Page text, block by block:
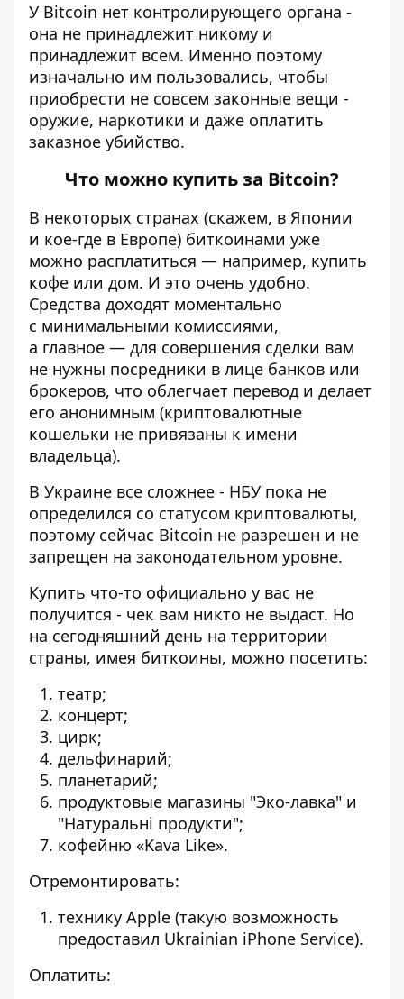
У Bitcoin нет контролирующего органа -
она не принадлежит никому и
принадлежит всем. Именно поэтому
изначально им пользовались, чтобы
приобрести не совсем законные вещи -
оружие, наркотики и даже оплатить
заказное убийство.
Что можно купить за Bitcoin?
В некоторых странах (скажем, в Японии
и кое-где в Европе) биткоинами уже
можно расплатиться — например, купить
кофе или дом. И это очень удобно.
Средства доходят моментально
с минимальными комиссиями,
а главное — для совершения сделки вам
не нужны посредники в лице банков или
брокеров, что облегчает перевод и делает
его анонимным (криптовалютные
кошельки не привязаны к имени
владельца).
В Украине все сложнее - НБУ пока не
определился со статусом криптовалюты,
поэтому сейчас Bitcoin не разрешен и не
запрещен на законодательном уровне.
Купить что-то официально у вас не
получится - чек вам никто не выдаст. Но
на сегодняшний день на территории
страны, имея биткоины, можно посетить:
театр;
концерт;
цирк;
дельфинарий;
планетарий;
продуктовые магазины "Эко-лавка" и
"Натуральні продукти";
кофейню «Kava Like».
Отремонтировать:
технику Apple (такую возможность
предоставил Ukrainian iPhone Service).
Оплатить: